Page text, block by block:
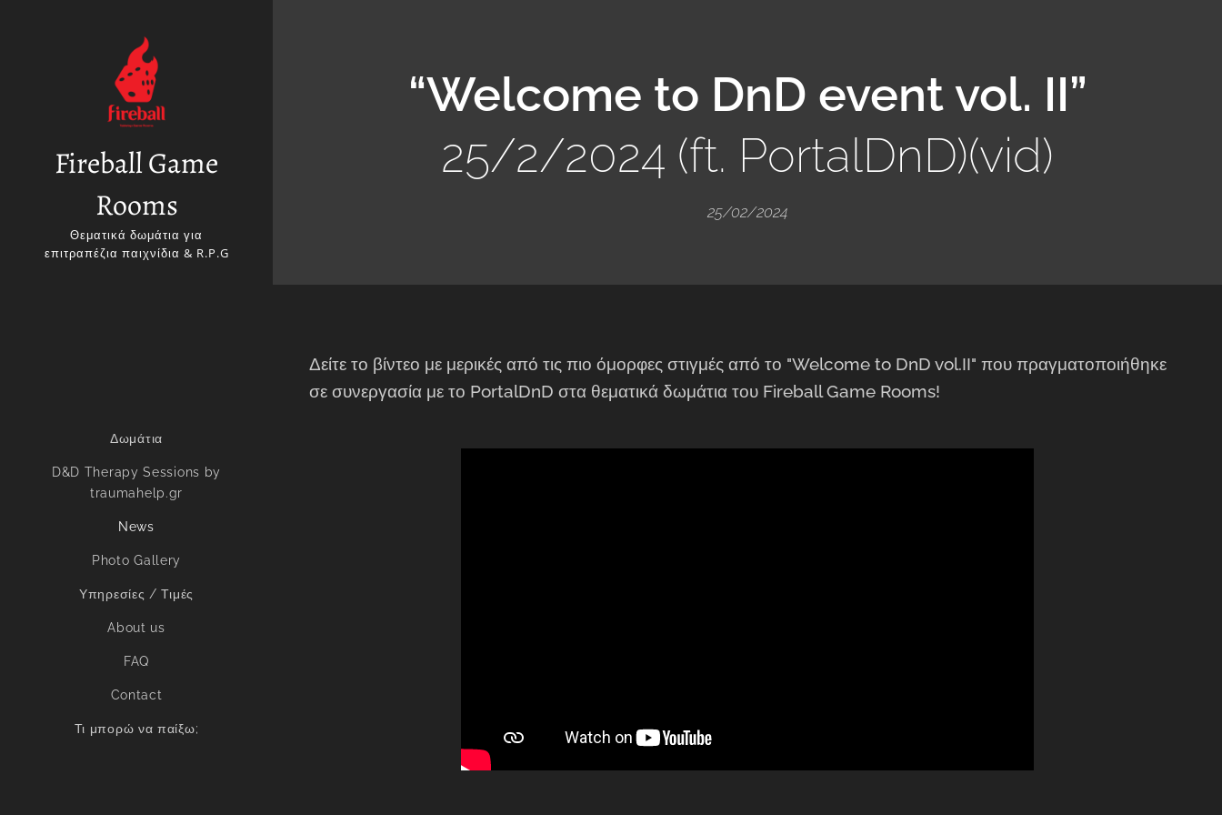
Fireball Game
Rooms
Θεματικά δωμάτια για
επιτραπέζια παιχνίδια & R.P.G
Δωμάτια
D&D Therapy Sessions by
traumahelp.gr
News
Photo Gallery
Υπηρεσίες / Τιμές
About us
FAQ
Contact
Τι μπορώ να παίξω;
“Welcome to DnD event vol. II”
25/2/2024 (ft. PortalDnD)(vid)
25/02/2024
Δείτε το βίντεο με μερικές από τις πιο όμορφες στιγμές από το "Welcome to DnD vol.II" που πραγματοποιήθηκε
σε συνεργασία με το PortalDnD στα θεματικά δωμάτια του Fireball Game Rooms!